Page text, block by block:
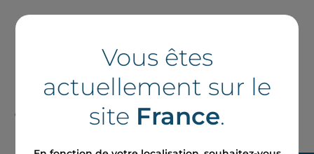
Nos contenus et
actualités
Vous êtes
actuellement sur le
site France.